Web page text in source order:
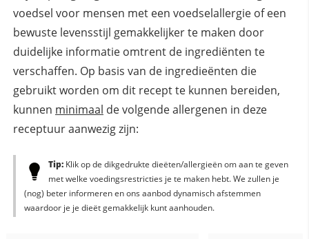
voedsel voor mensen met een voedselallergie of een
bewuste levensstijl gemakkelijker te maken door
duidelijke informatie omtrent de ingrediënten te
verschaffen. Op basis van de ingredieënten die
gebruikt worden om dit recept te kunnen bereiden,
kunnen minimaal de volgende allergenen in deze
receptuur aanwezig zijn:
Tip:Klik op de dikgedrukte dieëten/allergieën om aan te geven
met welke voedingsrestricties je te maken hebt. We zullen je
(nog) beter informeren en ons aanbod dynamisch afstemmen
waardoor je je dieët gemakkelijk kunt aanhouden.